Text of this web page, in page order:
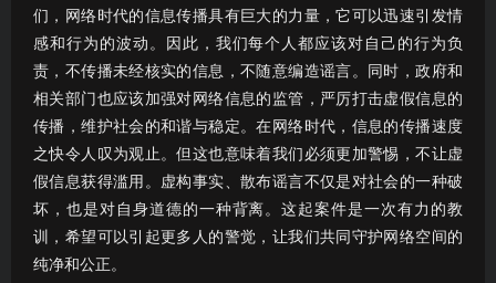
们，网络时代的信息传播具有巨大的力量，它可以迅速引发情
感和行为的波动。因此，我们每个人都应该对自己的行为负
责，不传播未经核实的信息，不随意编造谣言。同时，政府和
相关部门也应该加强对网络信息的监管，严厉打击虚假信息的
传播，维护社会的和谐与稳定。在网络时代，信息的传播速度
之快令人叹为观止。但这也意味着我们必须更加警惕，不让虚
假信息获得滥用。虚构事实、散布谣言不仅是对社会的一种破
坏，也是对自身道德的一种背离。这起案件是一次有力的教
训，希望可以引起更多人的警觉，让我们共同守护网络空间的
纯净和公正。